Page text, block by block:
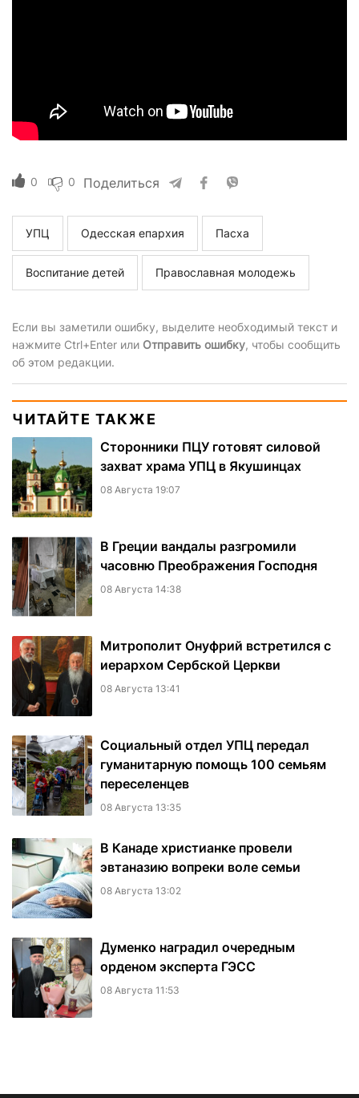
0 0 Поделиться
УПЦ Одесская епархия Пасха
Воспитание детей Православная молодежь
Если вы заметили ошибку, выделите необходимый текст и
нажмите Ctrl+Enter или Отправить ошибку, чтобы сообщить
об этом редакции.
ЧИТАЙТЕ ТАКЖЕ
Сторонники ПЦУ готовят силовой
захват храма УПЦ в Якушинцах
08 Августа 19:07
В Греции вандалы разгромили
часовню Преображения Господня
08 Августа 14:38
Митрополит Онуфрий встретился с
иерархом Сербской Церкви
08 Августа 13:41
Социальный отдел УПЦ передал
гуманитарную помощь 100 семьям
переселенцев
08 Августа 13:35
В Канаде христианке провели
эвтаназию вопреки воле семьи
08 Августа 13:02
Думенко наградил очередным
орденом эксперта ГЭСС
08 Августа 11:53